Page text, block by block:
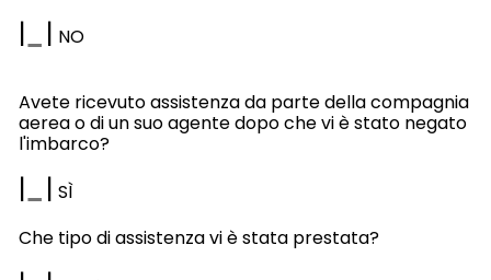
| | NO
Avete ricevuto assistenza da parte della compagnia
aerea o di un suo agente dopo che vi è stato negato
l'imbarco?
| | SÌ
Che tipo di assistenza vi è stata prestata?